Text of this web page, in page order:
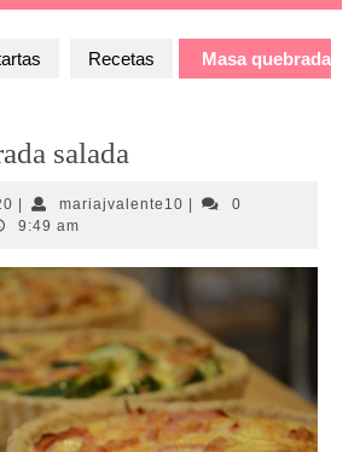
Recetas
Masa quebrada
salada
mayo
18,
mariajvalente10 mariajvalente10
0
9:49 am